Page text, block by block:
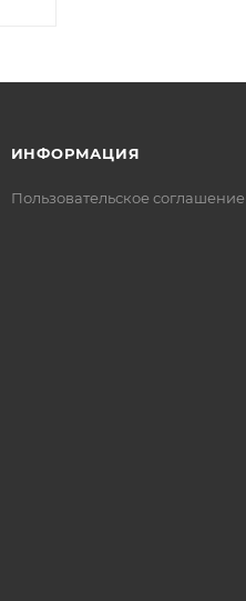
ИНФОРМАЦИЯ
Пользовательское соглашение